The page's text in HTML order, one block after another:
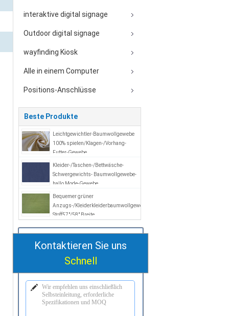
interaktive digital signage
Outdoor digital signage
wayfinding Kiosk
Alle in einem Computer
Positions-Anschlüsse
Beste Produkte
Leichtgewichtler-Baumwollgewebe
100% spielen/Klagen-/Vorhang-
Futter-Gewebe
Kleider-/Taschen-/Bettwäsche-
Schwergewichts- Baumwollgewebe-
hallo Mode-Gewebe
Bequemer grüner
Anzugs-/Kleiderkleiderbaumwollgewebe-
Stoff57"/58" Breite
Kontaktieren Sie uns
Schnell